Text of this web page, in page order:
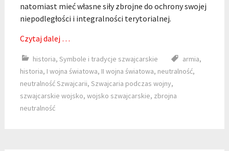
natomiast mieć własne siły zbrojne do ochrony swojej
niepodległości i integralności terytorialnej.
Czytaj dalej …
historia, Symbole i tradycje szwajcarskie armia,
historia, I wojna światowa, II wojna światowa, neutralność,
neutralność Szwajcarii, Szwajcaria podczas wojny,
szwajcarskie wojsko, wojsko szwajcarskie, zbrojna
neutralność